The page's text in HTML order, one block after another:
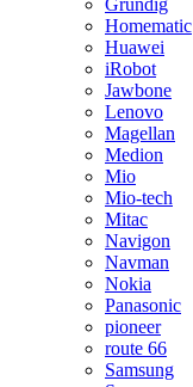
Grundig
Homematic
Huawei
iRobot
Jawbone
Lenovo
Magellan
Medion
Mio
Mio-tech
Mitac
Navigon
Navman
Nokia
Panasonic
pioneer
route 66
Samsung